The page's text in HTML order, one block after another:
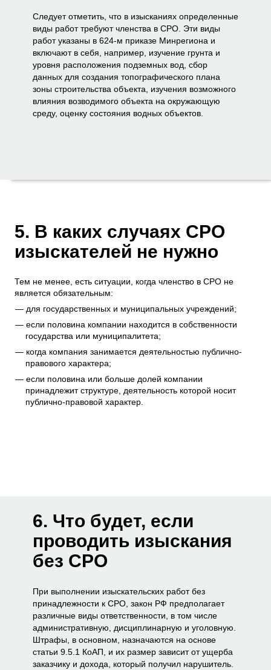
Следует отметить, что в изысканиях определенные
виды работ требуют членства в СРО. Эти виды
работ указаны в 624-м приказе Минрегиона и
включают в себя, например, изучение грунта и
уровня расположения подземных вод, сбор
данных для создания топографического плана
зоны строительства объекта, изучения возможного
влияния возводимого объекта на окружающую
среду, оценку состояния водных объектов.
5. В каких случаях СРО
изыскателей не нужно
Тем не менее, есть ситуации, когда членство в СРО не
является обязательным:
для государственных и муниципальных учреждений;
если половина компании находится в собственности
государства или муниципалитета;
когда компания занимается деятельностью публично-
правового характера;
если половина или больше долей компании
принадлежит структуре, деятельность которой носит
публично-правовой характер.
6. Что будет, если
проводить изыскания
без СРО
При выполнении изыскательских работ без
принадлежности к СРО, закон РФ предполагает
различные виды ответственности, в том числе
административную, дисциплинарную и уголовную.
Штрафы, в основном, назначаются на основе
статьи 9.5.1 КоАП, и их размер зависит от ущерба
заказчику и дохода, который получил нарушитель.